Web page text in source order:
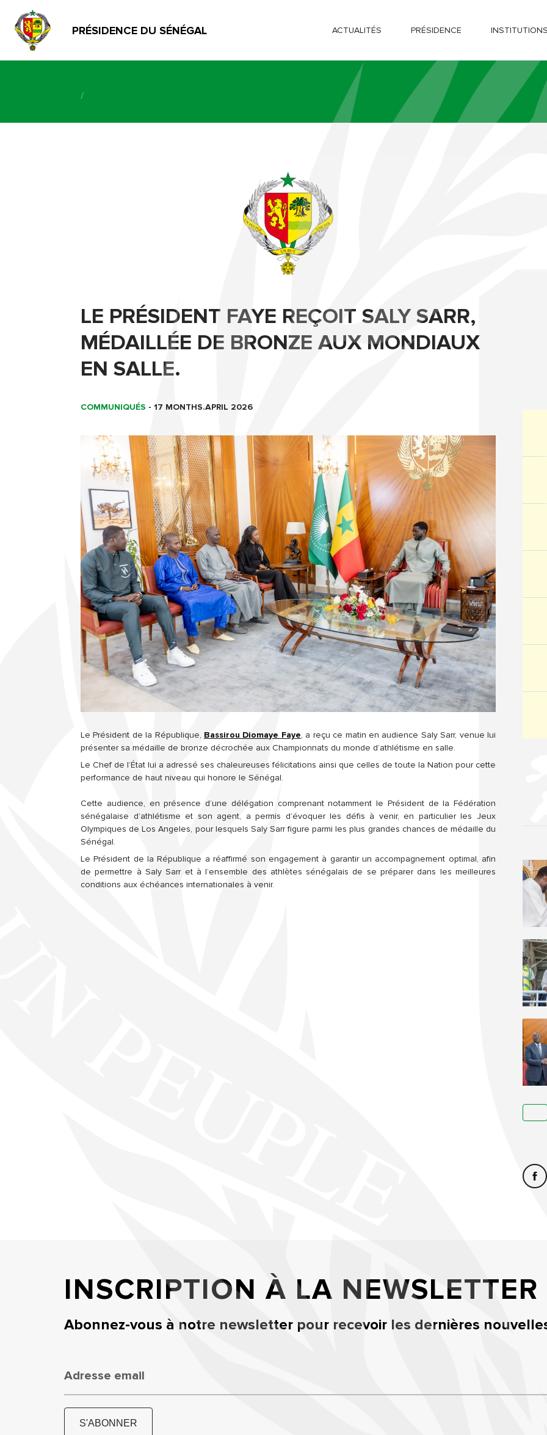
PRÉSIDENCE DU SÉNÉGAL ACTUALITÉS PRÉSIDENCE
/
LE PRÉSIDENT FAYE REÇOIT SALY SARR,
MÉDAILLÉE DE BRONZE AUX MONDIAUX
EN SALLE.
COMMUNIQUÉS - 17 MONTHS.APRIL 2026
Le Président de la République, Bassirou Diomaye Faye, a reçu ce matin en audience Saly Sarr, venue lui
présenter sa médaille de bronze décrochée aux Championnats du monde d’athlétisme en salle.
Le Chef de l’État lui a adressé ses chaleureuses félicitations ainsi que celles de toute la Nation pour cette
performance de haut niveau qui honore le Sénégal.
Cette audience, en présence d’une délégation comprenant notamment le Président de la Fédération
sénégalaise d’athlétisme et son agent, a permis d’évoquer les défis à venir, en particulier les Jeux
Olympiques de Los Angeles, pour lesquels Saly Sarr figure parmi les plus grandes chances de médaille du
Sénégal.
Le Président de la République a réaffirmé son engagement à garantir un accompagnement optimal, afin
de permettre à Saly Sarr et à l’ensemble des athlètes sénégalais de se préparer dans les meilleures
conditions aux échéances internationales à venir.
INSCRIPTION À LA NEWSLETTER
Abonnez-vous à notre newsletter pour recevoir les dernières
Adresse email
S'ABONNER